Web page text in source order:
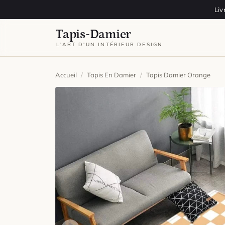
Tapis-Damier
L'ART D'UN INTÉRIEUR DESIGN
Accueil / Tapis En Damier / Tapis Damier Orange